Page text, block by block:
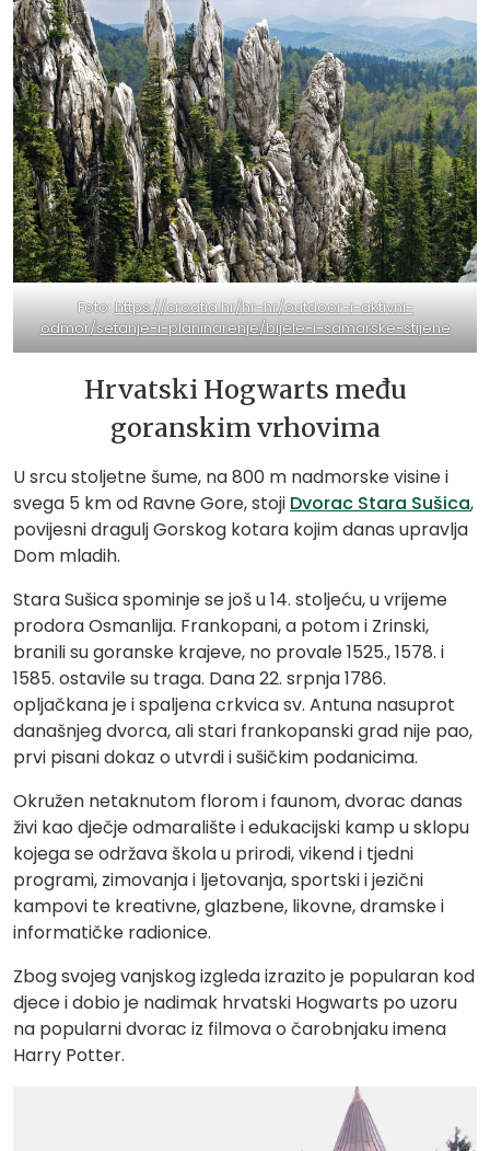
Foto:https://croatia.hr/hr-hr/outdoor-i-aktivni-
odmor/setanje-i-planinarenje/bijele-i-samarske-stijene
Hrvatski Hogwarts među
goranskim vrhovima
U srcu stoljetne šume, na 800 m nadmorske visine i
svega 5 km od Ravne Gore, stoji Dvorac Stara Sušica,
povijesni dragulj Gorskog kotara kojim danas upravlja
Dom mladih.
Stara Sušica spominje se još u 14. stoljeću, u vrijeme
prodora Osmanlija. Frankopani, a potom i Zrinski,
branili su goranske krajeve, no provale 1525., 1578. i
1585. ostavile su traga. Dana 22. srpnja 1786.
opljačkana je i spaljena crkvica sv. Antuna nasuprot
današnjeg dvorca, ali stari frankopanski grad nije pao,
prvi pisani dokaz o utvrdi i sušičkim podanicima.
Okružen netaknutom florom i faunom, dvorac danas
živi kao dječje odmaralište i edukacijski kamp u sklopu
kojega se održava škola u prirodi, vikend i tjedni
programi, zimovanja i ljetovanja, sportski i jezični
kampovi te kreativne, glazbene, likovne, dramske i
informatičke radionice.
Zbog svojeg vanjskog izgleda izrazito je popularan kod
djece i dobio je nadimak hrvatski Hogwarts po uzoru
na popularni dvorac iz filmova o čarobnjaku imena
Harry Potter.